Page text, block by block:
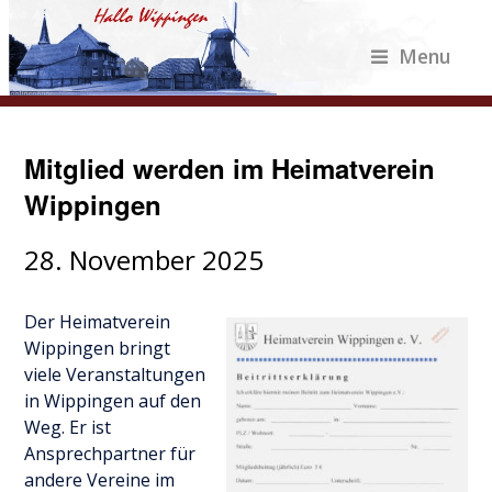
Menu
Mitglied werden im Heimatverein
Wippingen
28. November 2025
Der Heimatverein
Wippingen bringt
viele Veranstaltungen
in Wippingen auf den
Weg. Er ist
Ansprechpartner für
andere Vereine im